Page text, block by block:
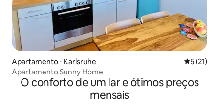
Apartamento ⋅ Karlsruhe 5 de uma
5 (21)
Apartamento Sunny Home
O conforto de um lar e ótimos preços
mensais